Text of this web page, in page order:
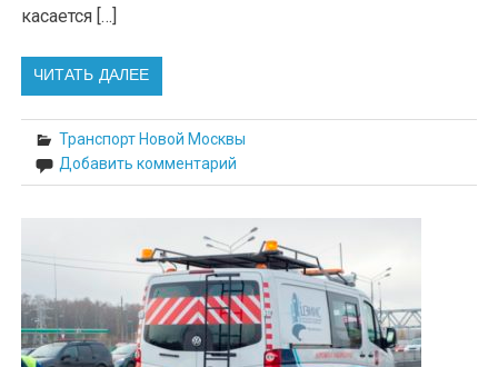
касается […]
ЧИТАТЬ ДАЛЕЕ
Транспорт Новой Москвы
Добавить комментарий